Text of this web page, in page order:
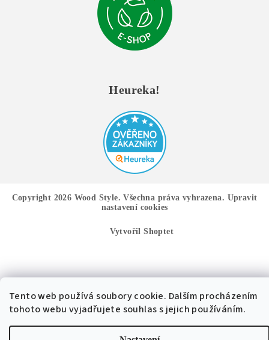
Tento web používá soubory cookie. Dalším procházením
tohoto webu vyjadřujete souhlas s jejich používáním.
Heureka!
Copyright 2026 Wood Style. Všechna práva vyhrazena. Upravit
nastavení cookies
Vytvořil Shoptet